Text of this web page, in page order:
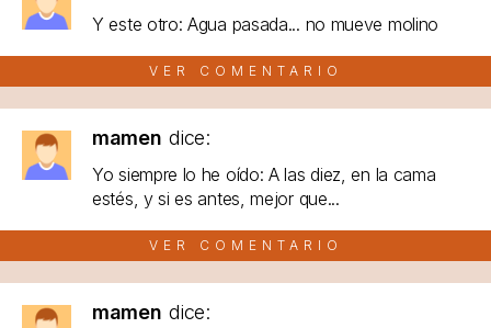
Y este otro: Agua pasada... no mueve molino
VER COMENTARIO
mamen dice:
Yo siempre lo he oído: A las diez, en la cama
estés, y si es antes, mejor que...
VER COMENTARIO
mamen dice: